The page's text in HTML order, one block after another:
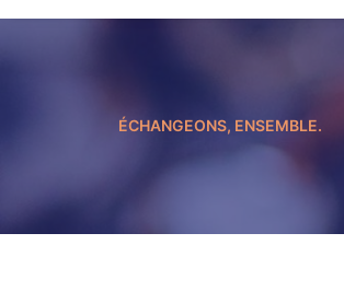
ÉCHANGEONS, ENSEMBLE.